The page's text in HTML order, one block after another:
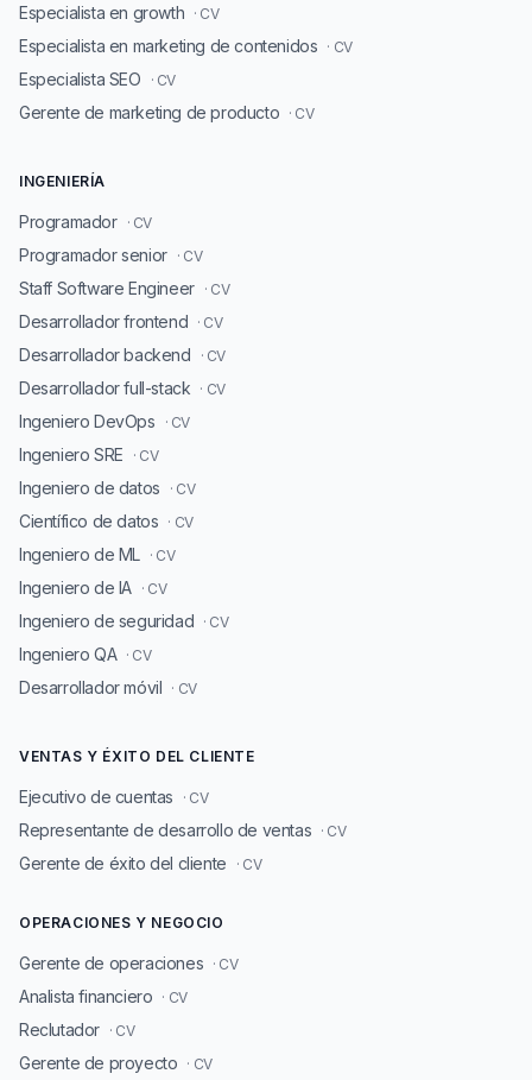
Especialista en growth · CV
Especialista en marketing de contenidos · CV
Especialista SEO · CV
Gerente de marketing de producto · CV
INGENIERÍA
Programador · CV
Programador senior · CV
Staff Software Engineer · CV
Desarrollador frontend · CV
Desarrollador backend · CV
Desarrollador full-stack · CV
Ingeniero DevOps · CV
Ingeniero SRE · CV
Ingeniero de datos · CV
Científico de datos · CV
Ingeniero de ML · CV
Ingeniero de IA · CV
Ingeniero de seguridad · CV
Ingeniero QA · CV
Desarrollador móvil · CV
VENTAS Y ÉXITO DEL CLIENTE
Ejecutivo de cuentas · CV
Representante de desarrollo de ventas · CV
Gerente de éxito del cliente · CV
OPERACIONES Y NEGOCIO
Gerente de operaciones · CV
Analista financiero · CV
Reclutador · CV
Gerente de proyecto · CV